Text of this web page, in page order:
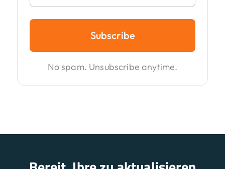
Subscribe
No spam. Unsubscribe anytime.